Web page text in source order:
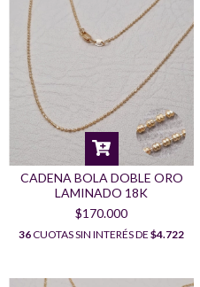
CADENA BOLA DOBLE ORO
LAMINADO 18K
$170.000
36CUOTAS SIN INTERÉS DE $4.722